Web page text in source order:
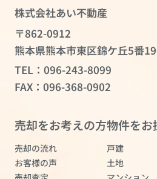
株式会社あい不動産
〒862-0912
熊本県熊本市東区錦ケ丘5番
TEL： 096-243-8099
FAX：096-368-0902
売却をお考えの方
売却の流れ
お客様の声
物件をお
戸建
土地